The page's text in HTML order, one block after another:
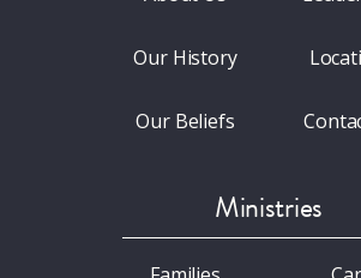
Our History
Our Beliefs
Ministries